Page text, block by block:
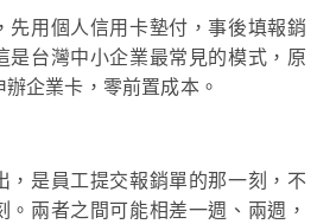
先用個人信用卡墊付，事後填報銷
是台灣中小企業最常見的模式，原
企業卡，零前置成本。
，是員工提交報銷單的那一刻，不
。兩者之間可能相差一週、兩週，